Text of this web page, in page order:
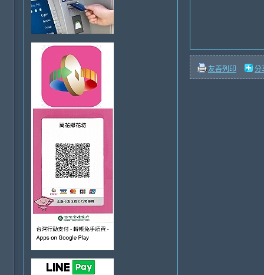
友善列印 分